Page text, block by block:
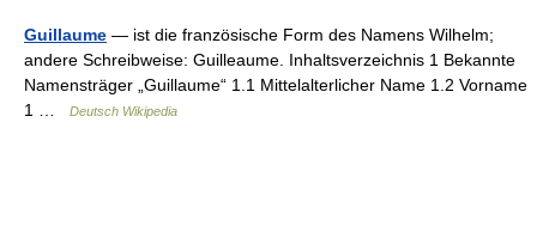
Guillaume — ist die französische Form des Namens Wilhelm;
andere Schreibweise: Guilleaume. Inhaltsverzeichnis 1 Bekannte
Namensträger „Guillaume“ 1.1 Mittelalterlicher Name 1.2 Vorname
1 …
Deutsch Wikipedia